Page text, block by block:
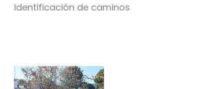
identificación de caminos